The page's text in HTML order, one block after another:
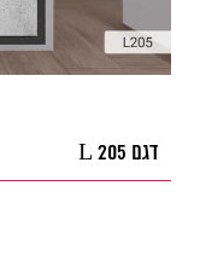
דגם L 205